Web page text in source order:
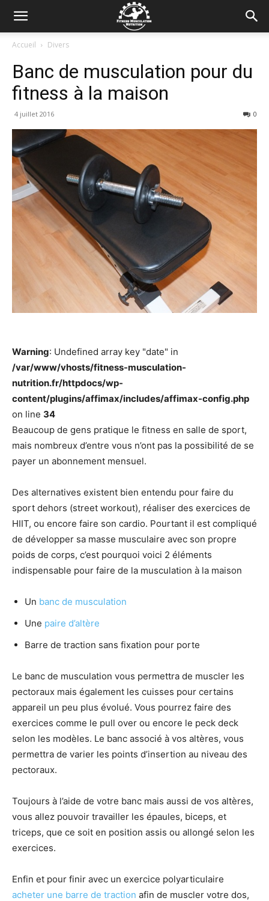
Accueil Divers
Banc de musculation pour du
fitness à la maison
4 juillet 2016 0
Warning: Undefined array key "date" in
/var/www/vhosts/fitness-musculation-
nutrition.fr/httpdocs/wp-
content/plugins/affimax/includes/affimax-config.php
on line 34
Beaucoup de gens pratique le fitness en salle de sport,
mais nombreux d’entre vous n’ont pas la possibilité de se
payer un abonnement mensuel.
Des alternatives existent bien entendu pour faire du
sport dehors (street workout), réaliser des exercices de
HIIT, ou encore faire son cardio. Pourtant il est compliqué
de développer sa masse musculaire avec son propre
poids de corps, c’est pourquoi voici 2 éléments
indispensable pour faire de la musculation à la maison
Un banc de musculation
Une paire d’altère
Barre de traction sans fixation pour porte
Le banc de musculation vous permettra de muscler les
pectoraux mais également les cuisses pour certains
appareil un peu plus évolué. Vous pourrez faire des
exercices comme le pull over ou encore le peck deck
selon les modèles. Le banc associé à vos altères, vous
permettra de varier les points d’insertion au niveau des
pectoraux.
Toujours à l’aide de votre banc mais aussi de vos altères,
vous allez pouvoir travailler les épaules, biceps, et
triceps, que ce soit en position assis ou allongé selon les
exercices.
Enfin et pour finir avec un exercice polyarticulaire
acheter une barre de traction afin de muscler votre dos,